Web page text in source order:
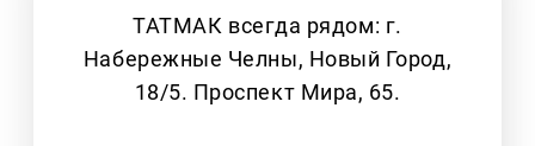
ТАТМАК всегда рядом: г.
Набережные Челны, Новый Город,
18/5. Проспект Мира, 65.